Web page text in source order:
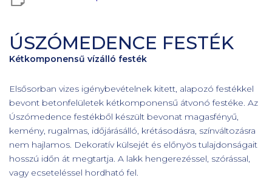
ÚSZÓMEDENCE FESTÉK
Kétkomponensű vízálló festék
Elsősorban vizes igénybevételnek kitett, alapozó festékkel
bevont betonfelületek kétkomponensű átvonó festéke. Az
Úszómedence festékből készült bevonat magasfényű,
kemény, rugalmas, időjárásálló, krétásodásra, színváltozásra
nem hajlamos. Dekoratív külsejét és előnyös tulajdonságait
hosszú időn át megtartja. A lakk hengerezéssel, szórással,
vagy ecseteléssel hordható fel.